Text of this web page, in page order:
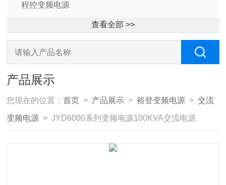
程控变频电源
查看全部 >>
产品展示
您现在的位置：首页 > 产品展示 >裕登变频电源 >交流
变频电源 > JYD6000系列变频电源100KVA交流电源